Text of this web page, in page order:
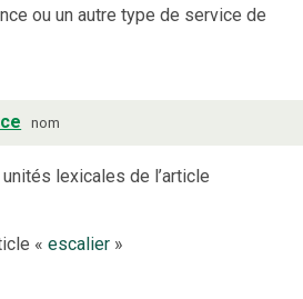
ou un autre type de service de
nom
lexicales de l’article
«escalier »